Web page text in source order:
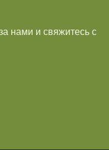
нами и свяжитесь с